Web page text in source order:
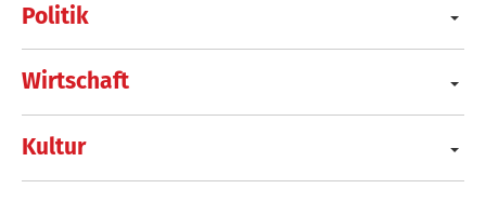
Politik
Wirtschaft
Kultur